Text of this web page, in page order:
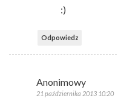
:)
Odpowiedz
Anonimowy
21 października 2013 10:20